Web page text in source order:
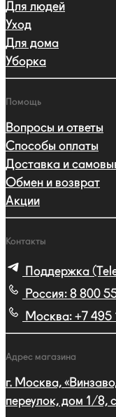
Для людей
Уход
Для дома
Уборка
Помощь
Вопросы и ответы
Способы оплаты
Доставка и
Обмен и возврат
Акции
Контакты
Поддержка
Россия: 8 800
Москва: +7 495
Адрес магазина
г. Москва,
переулок, дом 1/8,